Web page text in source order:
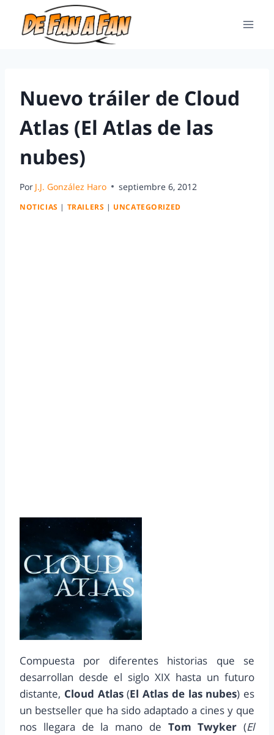
Nuevo tráiler de Cloud
Atlas (El Atlas de las
nubes)
Por J.J. González Haro septiembre 6, 2012
NOTICIAS | TRAILERS | UNCATEGORIZED
Compuesta por diferentes historias que se
desarrollan desde el siglo XIX hasta un futuro
distante, Cloud Atlas(El Atlas de las nubes) es
un bestseller que ha sido adaptado a cines y que
nos llegara de la mano de Tom Twyker (El